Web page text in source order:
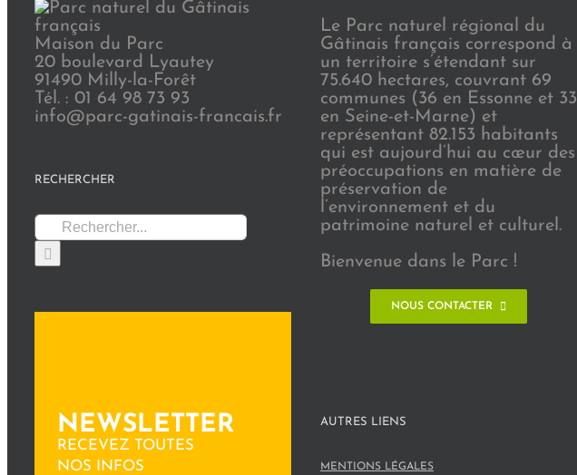
Maison du Parc
20 boulevard Lyautey
91490 Milly-la-Forêt
Tél. : 01 64 98 73 93
info@parc-gatinais-francais.fr
RECHERCHER
Rechercher:
NEWSLETTER
RECEVEZ TOUTES
NOS INFOS
Le Parc naturel régional du
Gâtinais français correspond à
un territoire s’étendant sur
75.640 hectares, couvrant 69
communes (36 en Essonne et 33
en Seine-et-Marne) et
représentant 82.153 habitants
qui est aujourd’hui au cœur des
préoccupations en matière de
préservation de
l’environnement et du
patrimoine naturel et culturel.
Bienvenue dans le Parc !
NOUS CONTACTER
AUTRES LIENS
MENTIONS LÉGALES